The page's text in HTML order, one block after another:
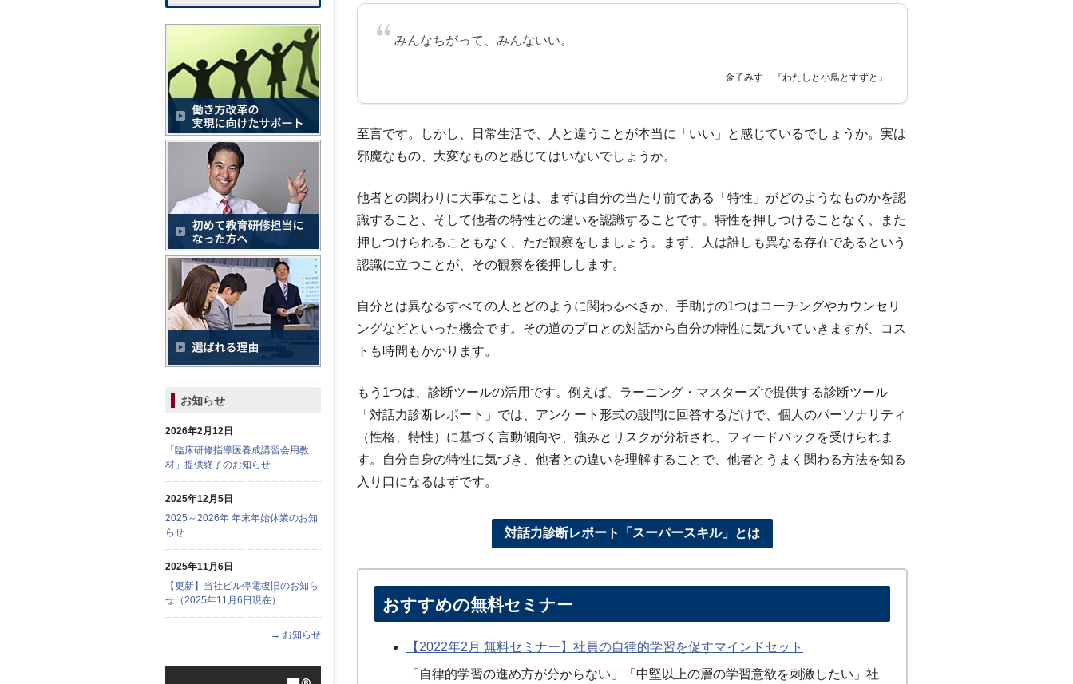
みんなちがって、みんないい。
金子みすゞ『わたしと小鳥とすずと』
至言です。しかし、日常生活で、人と違うことが本当に「いい」と感じているでしょうか。実は
邪魔なもの、大変なものと感じてはいないでしょうか。
他者との関わりに大事なことは、まずは自分の当たり前である「特性」がどのようなものかを認
識すること、そして他者の特性との違いを認識することです。特性を押しつけることなく、また
押しつけられることもなく、ただ観察をしましょう。まず、人は誰しも異なる存在であるという
認識に立つことが、その観察を後押しします。
自分とは異なるすべての人とどのように関わるべきか、手助けの1つはコーチングやカウンセリ
ングなどといった機会です。その道のプロとの対話から自分の特性に気づいていきますが、コス
トも時間もかかります。
もう1つは、診断ツールの活用です。例えば、ラーニング・マスターズで提供する診断ツール
「対話力診断レポート」では、アンケート形式の設問に回答するだけで、個人のパーソナリティ
（性格、特性）に基づく言動傾向や、強みとリスクが分析され、フィードバックを受けられま
す。自分自身の特性に気づき、他者との違いを理解することで、他者とうまく関わる方法を知る
入り口になるはずです。
対話力診断レポート「スーパースキル」とは
おすすめの無料セミナー
【2022年2月 無料セミナー】社員の自律的学習を促すマインドセット
「自律的学習の進め方が分からない」「中堅以上の層の学習意欲を刺激したい」社
お知らせ
2026年2月12日
「臨床研修指導医養成講習会用教
材」提供終了のお知らせ
2025年12月5日
2025～2026年 年末年始休業のお知
らせ
2025年11月6日
【更新】当社ビル停電復旧のお知ら
せ（2025年11月6日現在）
→ お知らせ